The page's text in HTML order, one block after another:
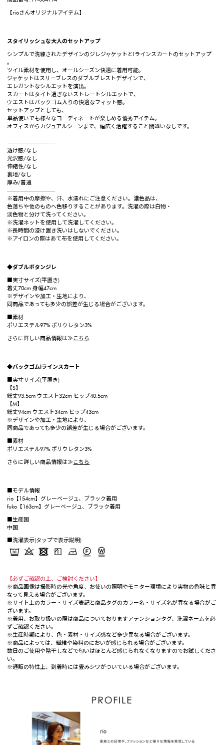
【rioさんオリジナルアイテム】
スタイリッシュな大人のセットアップ
シンプルで洗練されたデザインのジレジャケットとIラインスカートのセットアップ
。
ツイル素材を使用し、オールシーズン快適に着用可能。
ジャケットはスリーブレスのダブルブレストデザインで、
エレガントなシルエットを演出。
スカートはタイト過ぎないストレートシルエットで、
ウエストはバックゴム入りの快適なフィット感。
セットアップとしても、
単品使いでも様々なコーディネートが楽しめる優秀アイテム。
オフィスからカジュアルシーンまで、幅広く活躍すること間違いなしです。
------------------------
透け感/なし
光沢感/なし
伸縮性/なし
裏地/なし
厚み/普通
------------------------
※着用中の摩擦や、汗、水濡れにご注意ください。濃色品は、
色落ちや他のものへ色移りすることがあります。洗濯の際は白物・
淡色物と分けて洗ってください。
※洗濯ネットを使用して洗濯してください。
※長時間の浸け置き洗いはしないでください。
※アイロンの際はあて布を使用してください。
◆ダブルボタンジレ
■実寸サイズ(平置き)
着丈70cm 身幅47cm
※デザインや加工・生地により、
同商品であっても多少の誤差が生じる場合がございます。
■素材
ポリエステル97% ポリウレタン3%
さらに詳しい商品情報は≫こちら
◆バックゴムIラインスカート
■実寸サイズ(平置き)
【S】
総丈93.5cm ウエスト32cm ヒップ40.5cm
【M】
総丈94cm ウエスト34cm ヒップ43cm
※デザインや加工・生地により、
同商品であっても多少の誤差が生じる場合がございます。
■素材
ポリエステル97% ポリウレタン3%
さらに詳しい商品情報は≫こちら
■モデル情報
rio【154cm】グレーベージュ、ブラック着用
fuko【163cm】グレーベージュ、ブラック着用
■生産国
中国
■洗濯表示(タップで表示説明)
【必ずご確認の上、ご検討ください】
※商品画像は撮影時の光や角度、お使いの照明やモニター環境により実物の色味と異
なって見える場合がございます。
※サイト上のカラー・サイズ表記と商品タグのカラー名・サイズ名が異なる場合がご
ざいます。
※着用、お取り扱いの際は商品についておりますアテンションタグ、洗濯ネームを必
ずご確認ください。
※生産時期により、色・素材・サイズ感など多少異なる場合がございます。
※商品によっては、繊維や染料のにおいが感じられる場合がございます。
数日のご使用や陰干しなどで匂いはほとんど感じられなくなりますのでお試しくださ
い。
※通販の特性上、到着時には畳みシワがついている場合がございます。